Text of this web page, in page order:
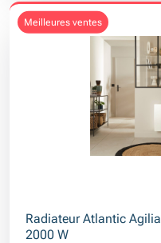
meilleures ventes
Radiateur Atlantic
2000 W